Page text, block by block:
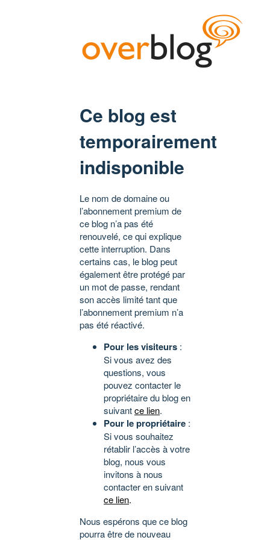
Ce blog est
temporairement
indisponible
Le nom de domaine ou
l’abonnement premium de
ce blog n’a pas été
renouvelé, ce qui explique
cette interruption. Dans
certains cas, le blog peut
également être protégé par
un mot de passe, rendant
son accès limité tant que
l’abonnement premium n’a
pas été réactivé.
Pour les visiteurs :
Si vous avez des
questions, vous
pouvez contacter le
propriétaire du blog en
suivantce lien.
Pour le propriétaire :
Si vous souhaitez
rétablir l’accès à votre
blog, nous vous
invitons à nous
contacter en suivant
ce lien.
Nous espérons que ce blog
pourra être de nouveau